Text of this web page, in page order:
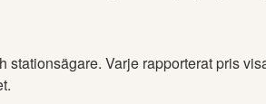
stationsägare. Varje rapporterat pris